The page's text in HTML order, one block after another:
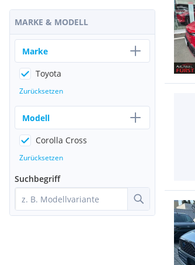
MARKE & MODELL
Marke
Toyota
Zurücksetzen
Modell
Corolla Cross
Zurücksetzen
Suchbegriff